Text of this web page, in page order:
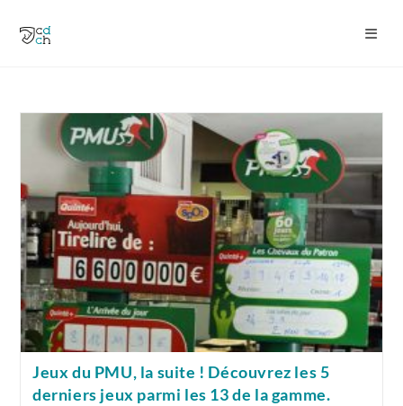
Jeux du PMU, la suite ! Découvrez les 5
derniers jeux parmi les 13 de la gamme.